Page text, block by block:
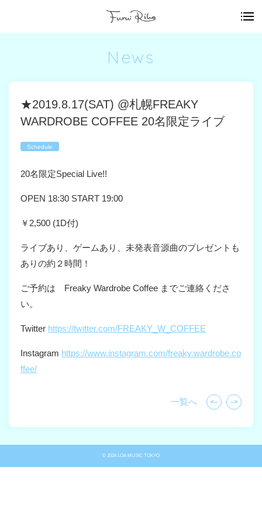
News
★2019.8.17(SAT) @札幌FREAKY
WARDROBE COFFEE 20名限定ライブ
Schedule
20名限定Special Live!!
OPEN 18:30 START 19:00
￥2,500 (1D付)
ライブあり、ゲームあり、未発表音源曲のプレゼントも
ありの約２時間！
ご予約は Freaky Wardrobe Coffee までご連絡くださ
い。
Twitter https://twitter.com/FREAKY_W_COFFEE
Instagram https://www.instagram.com/freaky.wardrobe.co
ffee/
一覧へ
© 2024 LOA MUSIC TOKYO